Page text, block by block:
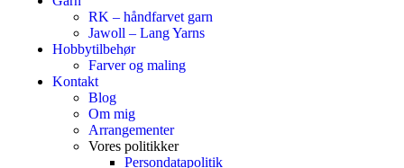
RK – håndfarvet garn
Jawoll – Lang Yarns
Hobbytilbehør
Farver og maling
Kontakt
Blog
Om mig
Arrangementer
Vores politikker
Persondatapolitik